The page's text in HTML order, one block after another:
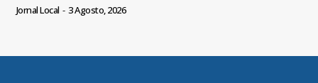
Jornal Local - 3 Agosto, 2026